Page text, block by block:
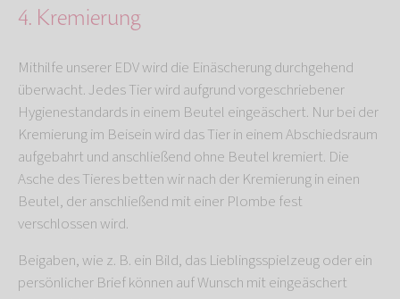
4. Kremierung
Mithilfe unserer EDV wird die Einäscherung durchgehend
überwacht. Jedes Tier wird aufgrund vorgeschriebener
Hygienestandards in einem Beutel eingeäschert. Nur bei der
Kremierung im Beisein wird das Tier in einem Abschiedsraum
aufgebahrt und anschließend ohne Beutel kremiert. Die
Asche des Tieres betten wir nach der Kremierung in einen
Beutel, der anschließend mit einer Plombe fest
verschlossen wird.
Beigaben, wie z. B. ein Bild, das Lieblingsspielzeug oder ein
persönlicher Brief können auf Wunsch mit eingeäschert